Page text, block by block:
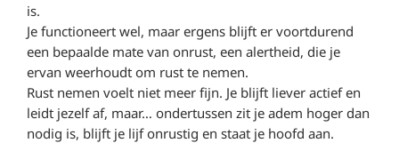
is.
Je functioneert wel, maar ergens blijft er voortdurend
een bepaalde mate van onrust, een alertheid, die je
ervan weerhoudt om rust te nemen.
Rust nemen voelt niet meer fijn. Je blijft liever actief en
leidt jezelf af, maar… ondertussen zit je adem hoger dan
nodig is, blijft je lijf onrustig en staat je hoofd aan.